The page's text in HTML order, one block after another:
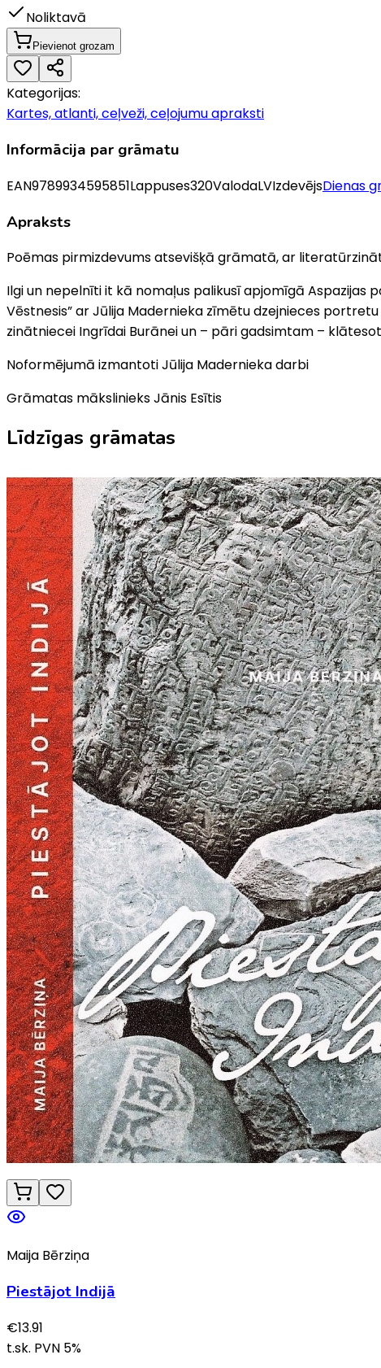
Noliktavā
Pievienot grozam
Kategorijas:
Kartes, atlanti, ceļveži, ceļojumu apraksti
Informācija par grāmatu
EAN9789934595851Lappuses320ValodaLVIzdevējsDienas
Apraksts
Poēmas pirmizdevums atsevišķā grāmatā, ar
Ilgi un nepelnīti it kā nomaļus palikusī apjomīgā Aspazijas
Vēstnesis” ar Jūlija Madernieka zīmētu dzejnieces
zinātniecei Ingrīdai Burānei un – pāri gadsimtam –
Noformējumā izmantoti Jūlija Madernieka darbi
Grāmatas mākslinieks Jānis Esītis
Līdzīgas grāmatas
Maija Bērziņa
Piestājot Indijā
€13.91
t.sk. PVN 5%